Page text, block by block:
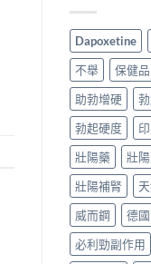
Dapoxetine
不舉
保健品
助勃增硬
勃起硬度
壯陽藥
壯
壯陽補腎
威而鋼
德
必利勁副作用